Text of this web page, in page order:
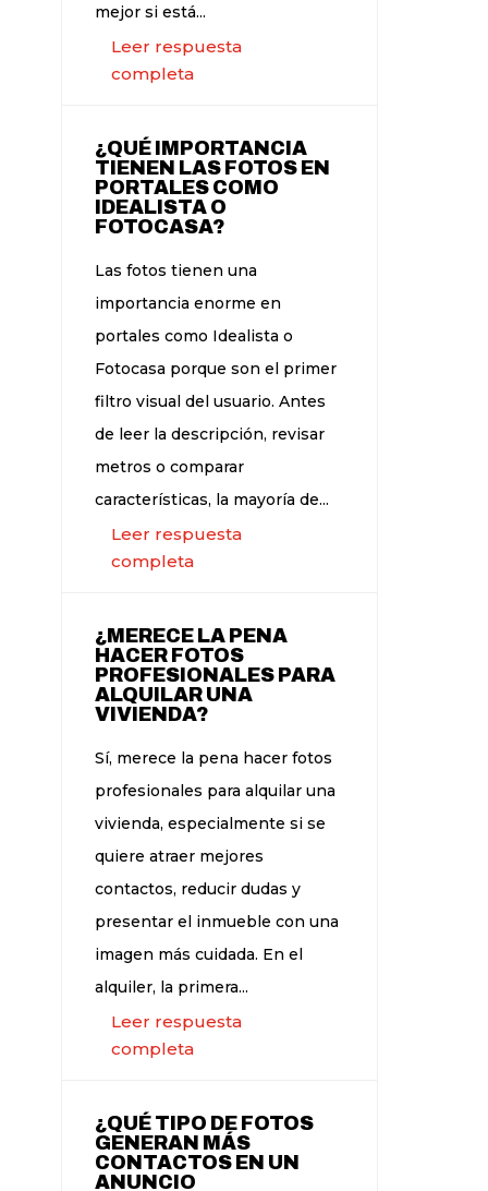
mejor si está...
Leer respuesta
completa
¿QUÉ IMPORTANCIA
TIENEN LAS FOTOS EN
PORTALES COMO
IDEALISTA O
FOTOCASA?
Las fotos tienen una
importancia enorme en
portales como Idealista o
Fotocasa porque son el primer
filtro visual del usuario. Antes
de leer la descripción, revisar
metros o comparar
características, la mayoría de...
Leer respuesta
completa
¿MERECE LA PENA
HACER FOTOS
PROFESIONALES PARA
ALQUILAR UNA
VIVIENDA?
Sí, merece la pena hacer fotos
profesionales para alquilar una
vivienda, especialmente si se
quiere atraer mejores
contactos, reducir dudas y
presentar el inmueble con una
imagen más cuidada. En el
alquiler, la primera...
Leer respuesta
completa
¿QUÉ TIPO DE FOTOS
GENERAN MÁS
CONTACTOS EN UN
ANUNCIO